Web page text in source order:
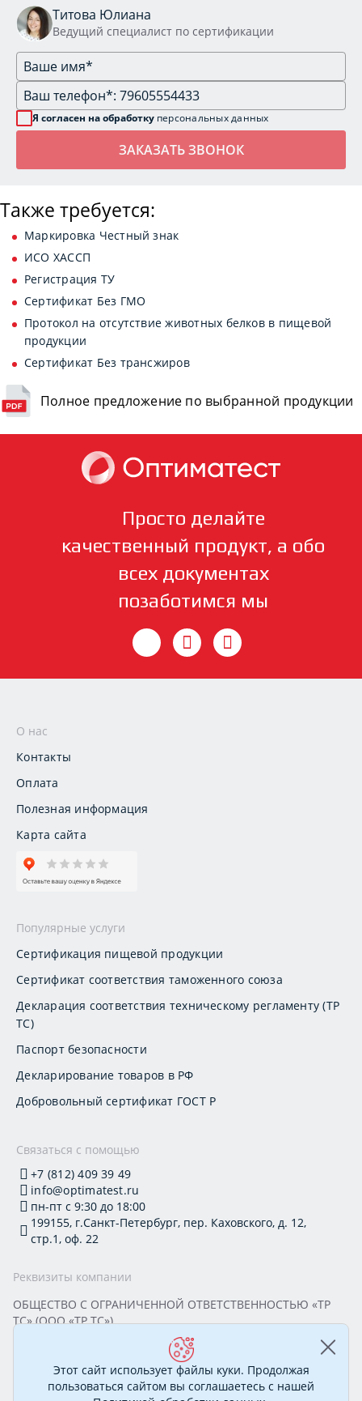
Титова Юлиана
Ведущий специалист по сертификации
Я согласен на обработку персональных данных
Также требуется:
Маркировка Честный знак
ИСО ХАССП
Регистрация ТУ
Сертификат Без ГМО
Протокол на отсутствие животных белков в пищевой
продукции
Сертификат Без трансжиров
Полное предложение по выбранной продукции
Просто делайте
качественный продукт, а обо
всех документах
позаботимся мы
О нас
Контакты
Оплата
Полезная информация
Карта сайта
Популярные услуги
Сертификация пищевой продукции
Сертификат соответствия таможенного союза
Декларация соответствия техническому регламенту (ТР
ТС)
Паспорт безопасности
Декларирование товаров в РФ
Добровольный сертификат ГОСТ Р
Связаться с помощью
+7 (812) 409 39 49
info@optimatest.ru
пн-пт с 9:30 до 18:00
199155, г.Санкт-Петербург, пер. Каховского, д. 12,
стр.1, оф. 22
Реквизиты компании
ОБЩЕСТВО С ОГРАНИЧЕННОЙ ОТВЕТСТВЕННОСТЬЮ «ТР
ТС» (ООО «ТР ТС»)
Юридический адрес: 199155, г. Санкт-Петербург, пер.
Каховского, д. 12, стр. 1, помещение 22-Н
ИНН 7813295032 КПП 780101001 ОГРН 1177847388894
ОКПО 20395319 Генеральный директор: Соколова Алёна
Этот сайт использует файлы куки. Продолжая
пользоваться сайтом вы соглашаетесь с нашей